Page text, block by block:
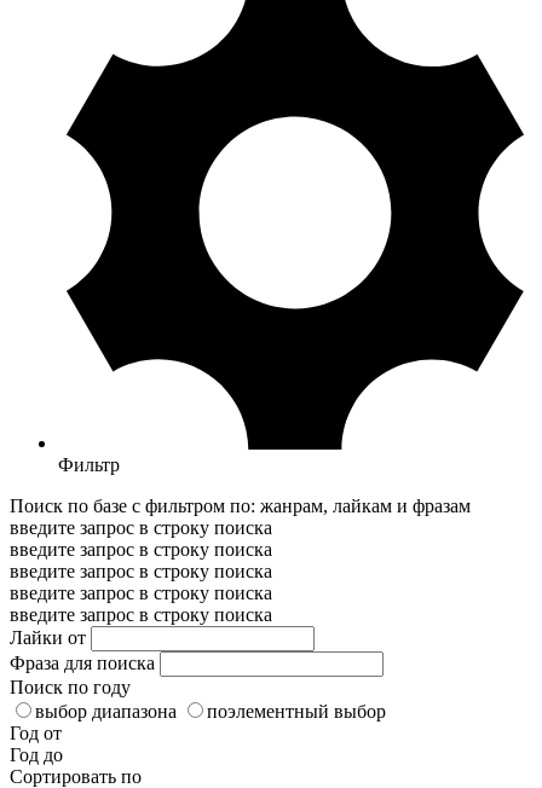
Фильтр
Поиск по базе с фильтром по: жанрам, лайкам и фразам
введите запрос в строку поиска
введите запрос в строку поиска
введите запрос в строку поиска
введите запрос в строку поиска
введите запрос в строку поиска
Лайки от
Фраза для поиска
Поиск по году
выбор диапазона
поэлементный выбор
Год от
Год до
Сортировать по